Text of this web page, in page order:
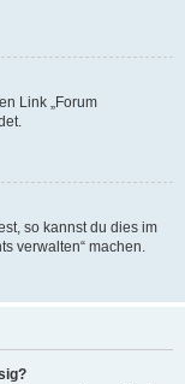
Link „Forum
so kannst du dies im
verwalten“ machen.